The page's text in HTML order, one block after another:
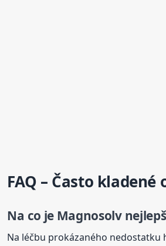
FAQ – Často kladené
Na co je Magnosolv
Na léčbu prokázaného nedostatku